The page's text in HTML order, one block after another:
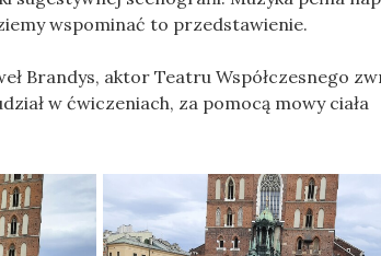
wspominać to przedstawienie.
Brandys, aktor Teatru Współczesnego
w ćwiczeniach, za pomocą mowy ciała